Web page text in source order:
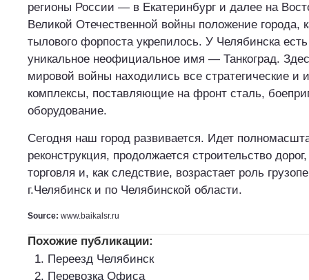
регионы России — в Екатеринбург и далее на
Великой Отечественной войны положение города,
тылового форпоста укрепилось. У Челябинска
уникальное неофициальное имя — Танкоград.
мировой войны находились все стратегические и
комплексы, поставляющие на фронт сталь,
оборудование.
Сегодня наш город развивается. Идет
реконструкция, продолжается строительство
торговля и, как следствие, возрастает роль
г.Челябинск и по Челябинской области.
Source: www.baikalsr.ru
Похожие публикации:
Переезд Челябинск
Перевозка Офиса